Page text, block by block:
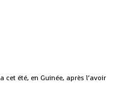
cet été, en Guinée, après l’avoir